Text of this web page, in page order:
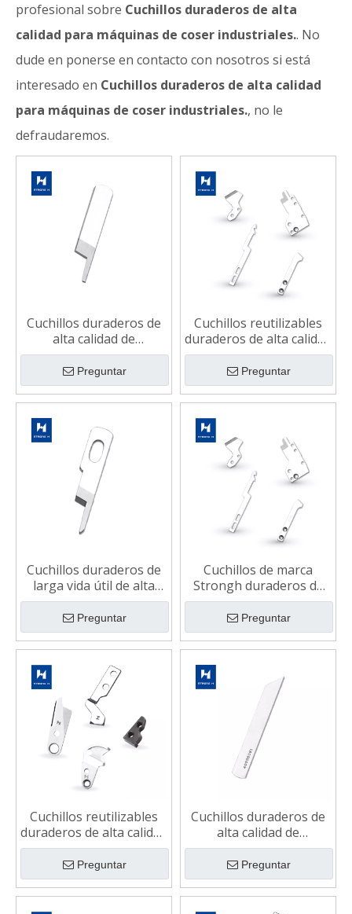
profesional sobre Cuchillos duraderos de alta
calidad para máquinas de coser industriales.. No
dude en ponerse en contacto con nosotros si está
interesado en Cuchillos duraderos de alta calidad
para máquinas de coser industriales., no le
defraudaremos.
Cuchillos duraderos de
alta calidad de
rendimiento estable
para máquinas de coser
industriales
Preguntar
Cuchillos reutilizables
duraderos de alta calidad
para máquinas de coser
industriales
Preguntar
Cuchillos duraderos de
larga vida útil de alta
calidad para máquinas
de coser industriales
Preguntar
Cuchillos de marca
Strongh duraderos de
alta calidad para
máquinas de coser
industriales
Preguntar
Cuchillos reutilizables
duraderos de alta calidad
para máquinas de coser
industriales
Preguntar
Cuchillos duraderos de
alta calidad de
rendimiento estable
para máquinas de coser
industriales
Preguntar